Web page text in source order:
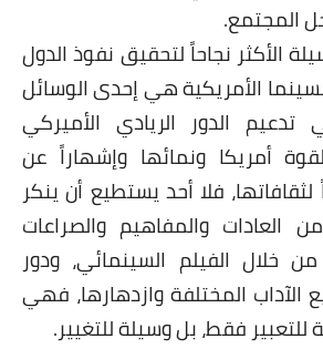
المجتمع.
الأكثر نجاحاً لتحقيق نفوذ الدول
الأمريكية هي إحدى الوسائل
الدور الريادي الأميركي
أمريكا ونمائها وإشهاراً عن
فلا أحد يستطيع أن ينكر
العادات والمفاهيم والصراعات
خلال الفيلم السينمائي، ودور
المختلفة وازدهارها، فهي
فقط، بل وسيلة للتغيير.